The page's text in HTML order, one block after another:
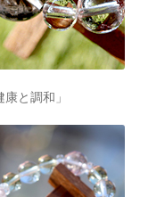
と調和」